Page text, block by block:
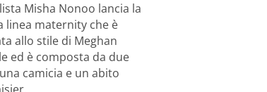
Misha Nonoo lancia la
linea maternity che è
allo stile di Meghan
ed è composta da due
camicia e un abito